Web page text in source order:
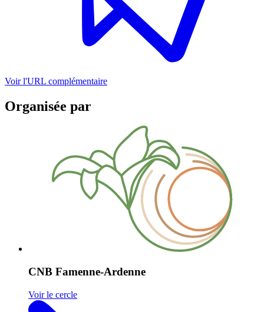
Voir l'URL complémentaire
Organisée par
CNB Famenne-Ardenne
Voir le cercle